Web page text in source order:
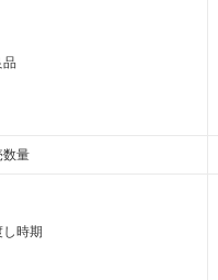
品
数量
し時期